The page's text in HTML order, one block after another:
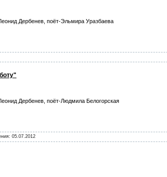
Дербенев, поёт-Эльмира Уразбаева
Дербенев, поёт-Людмила Белогорская
05.07.2012